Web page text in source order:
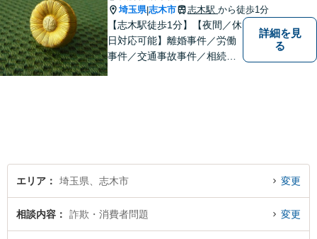
埼玉県|志木市 志木駅 から徒歩1分
【志木駅徒歩1分】【夜間／休
日対応可能】離婚事件／労働
事件／交通事故事件／相続事
い。
詳細を見
る
エリア 埼玉県、志木市 変更
相談内容 詐欺・消費者問題 変更